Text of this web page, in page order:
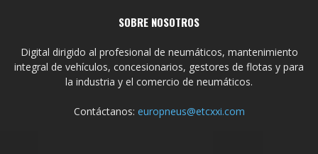
SOBRE NOSOTROS
Digital dirigido al profesional de neumáticos, mantenimiento
integral de vehículos, concesionarios, gestores de flotas y para
la industria y el comercio de neumáticos.
Contáctanos: europneus@etcxxi.com